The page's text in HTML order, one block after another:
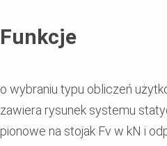
Funkcje
o wybraniu typu obliczeń
zawiera rysunek systemu
pionowe na stojak Fv w kN i